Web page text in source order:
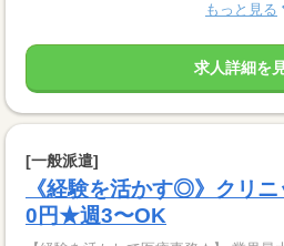
もっと見る
求人詳細を
[一般派遣]
《経験を活かす◎》クリ
0円★週3〜OK